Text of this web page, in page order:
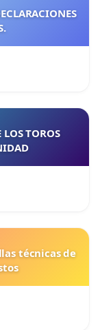
LOS TOROS
técnicas de